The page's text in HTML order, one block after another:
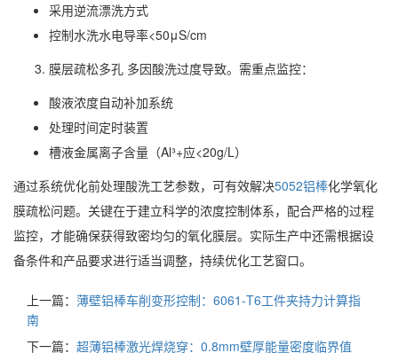
采用逆流漂洗方式
控制水洗水电导率<50μS/cm
膜层疏松多孔 多因酸洗过度导致。需重点监控：
酸液浓度自动补加系统
处理时间定时装置
槽液金属离子含量（Al³+应<20g/L）
通过系统优化前处理酸洗工艺参数，可有效解决5052铝棒化学氧化
膜疏松问题。关键在于建立科学的浓度控制体系，配合严格的过程
监控，才能确保获得致密均匀的氧化膜层。实际生产中还需根据设
备条件和产品要求进行适当调整，持续优化工艺窗口。
上一篇： 薄壁铝棒车削变形控制：6061-T6工件夹持力计算指
南
下一篇： 超薄铝棒激光焊烧穿：0.8mm壁厚能量密度临界值